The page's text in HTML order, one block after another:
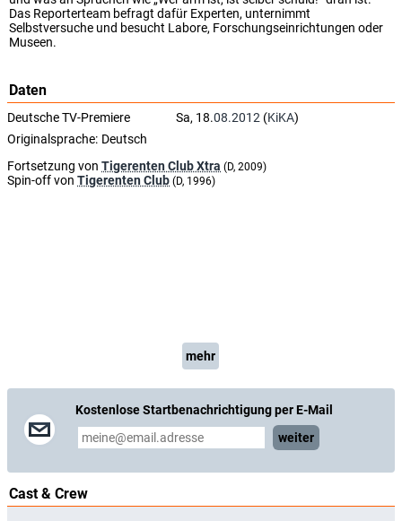
Das Reporterteam befragt dafür Experten, unternimmt
Selbstversuche und besucht Labore, Forschungseinrichtungen oder
Museen.
Daten
Deutsche TV-Premiere Sa, 18.08.2012 (KiKA)
Originalsprache: Deutsch
Fortsetzung von Tigerenten Club Xtra (D, 2009)
Spin-off von Tigerenten Club (D, 1996)
mehr
Kostenlose Startbenachrichtigung per E-Mail
weiter
Cast & Crew